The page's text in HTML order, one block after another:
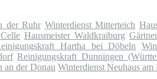
der Ruhr Winterdienst Mitterteich
Hausmeister Waldkraiburg
Hartha bei Döbeln
Reinigungskraft Dunningen
an der Donau Winterdienst Neuhaus am